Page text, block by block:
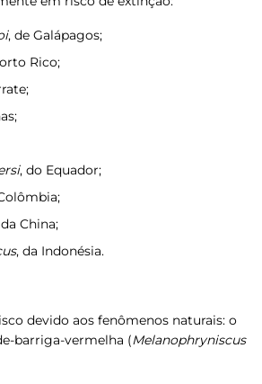
, de Galápagos;
Rico;
, do Equador;
China;
, da Indonésia.
devido aos fenômenos naturais: o
barriga-vermelha (Melanophryniscus